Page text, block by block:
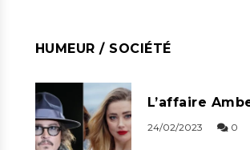
HUMEUR / SOCIÉTÉ
L’affaire
24/02/2023 0